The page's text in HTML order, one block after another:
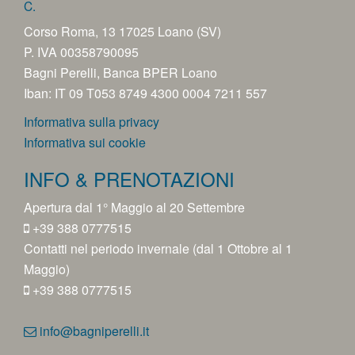
C.
Corso Roma, 13 17025 Loano (SV)
P. IVA 00358790095
Bagni Perelli, Banca BPER Loano
Iban: IT 09 T053 8749 4300 0004 7211 557
Informativa sulla privacy
Informativa sui cookie
INFO & PRENOTAZIONI
Apertura dal 1° Maggio al 20 Settembre
+39 388 0777515
Contatti nel periodo invernale (dal 1 Ottobre al 1
Maggio)
+39 388 0777515
info@bagniperelli.it